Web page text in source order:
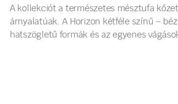
A kollekciót a természetes mésztufa
árnyalatúak. A Horizon kétféle színű –
hatszögletű formák és az egyenes